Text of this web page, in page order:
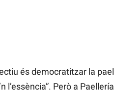
és democratitzar la
l’essència”. Però a